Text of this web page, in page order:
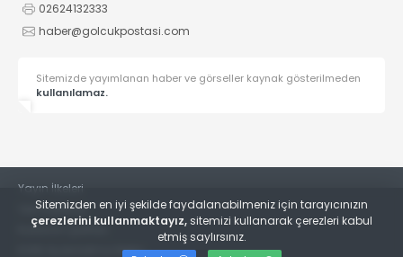
02624132333
haber@golcukpostasi.com
Sitemizde yayımlanan haber ve görseller kaynak gösterilmeden
kullanılamaz.
Yayın İlkeleri
Veri Politikası
Kullanım Şartları
KVKK Aydınlatma Metni
Sitemizden en iyi şekilde faydalanabilmeniz için tarayıcınızın
çerezlerini kullanmaktayız, sitemizi kullanarak çerezleri kabul
etmiş saylırsınız.